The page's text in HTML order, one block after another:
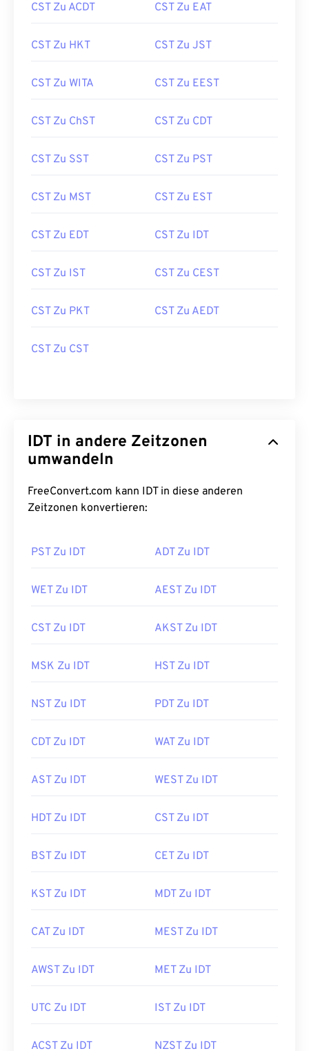
CST Zu ACDT CST Zu EAT
CST Zu HKT CST Zu JST
CST Zu WITA CST Zu EEST
CST Zu ChST CST Zu CDT
CST Zu SST CST Zu PST
CST Zu MST CST Zu EST
CST Zu EDT CST Zu IDT
CST Zu IST CST Zu CEST
CST Zu PKT CST Zu AEDT
CST Zu CST
IDT in andere Zeitzonen
umwandeln
FreeConvert.com kann IDT in diese anderen
Zeitzonen konvertieren:
PST Zu IDT ADT Zu IDT
WET Zu IDT AEST Zu IDT
CST Zu IDT AKST Zu IDT
MSK Zu IDT HST Zu IDT
NST Zu IDT PDT Zu IDT
CDT Zu IDT WAT Zu IDT
AST Zu IDT WEST Zu IDT
HDT Zu IDT CST Zu IDT
BST Zu IDT CET Zu IDT
KST Zu IDT MDT Zu IDT
CAT Zu IDT MEST Zu IDT
AWST Zu IDT MET Zu IDT
UTC Zu IDT IST Zu IDT
ACST Zu IDT NZST Zu IDT